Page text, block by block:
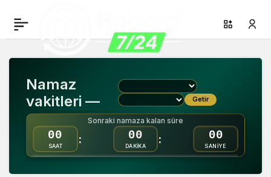
Namaz
vakitleri —
Getir
Sonraki namaza kalan süre
00
SAAT
: 00
DAKİKA
: 00
SANİYE
ARM işlemcili yeni
Mac’ler 2020 sonunda
piyasada
Paylaş